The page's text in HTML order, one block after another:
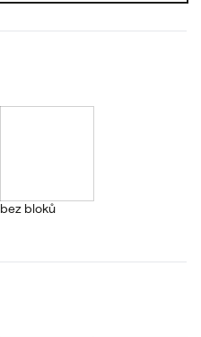
bez bloků